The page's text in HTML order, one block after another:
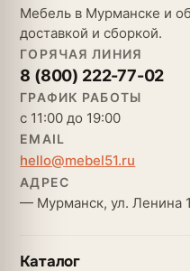
Мебель в Мурманске и
доставкой и сборкой.
ГОРЯЧАЯ ЛИНИЯ
8 (800) 222-77-02
ГРАФИК РАБОТЫ
с 11:00 до 19:00
EMAIL
hello@mebel51.ru
АДРЕС
— Мурманск, ул. Ленина
Каталог